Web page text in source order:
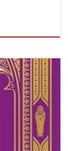
es la cuarta
Lumen.
la señorita
y enamorando a
[…]